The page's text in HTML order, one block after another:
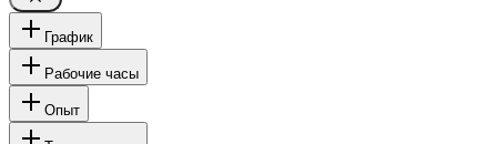
График
Рабочие часы
Опыт